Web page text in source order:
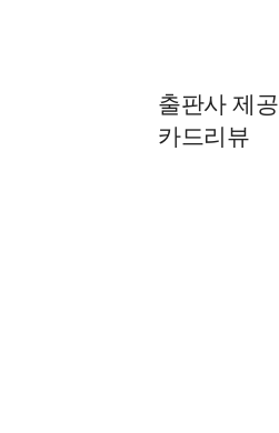
출판사 제공
카드리뷰